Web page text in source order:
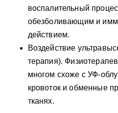
воспалительный
обезболивающим и
действием.
Воздействие
терапия).
многом схоже с УФ-
кровоток и обменные
тканях.